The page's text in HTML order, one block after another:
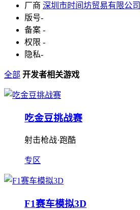
厂商 深圳市时间坊贸易有限公司
版号-
备案 -
权限 -
隐私-
全部 开发者相关游戏
吃金豆挑战赛
射击枪战·跑酷
专区
F1赛车模拟3D